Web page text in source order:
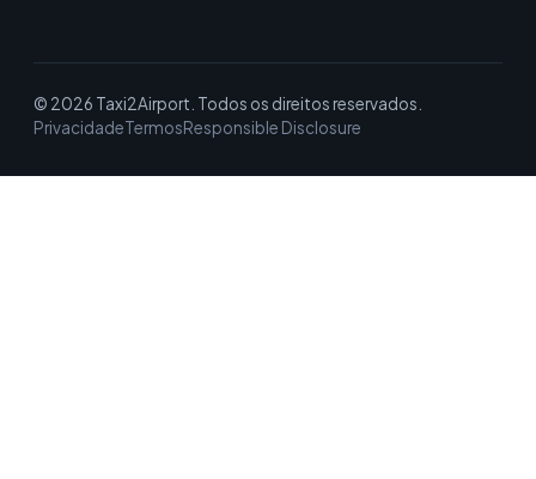
© 2026 Taxi2Airport. Todos os direitos reservados.
PrivacidadeTermosResponsible Disclosure